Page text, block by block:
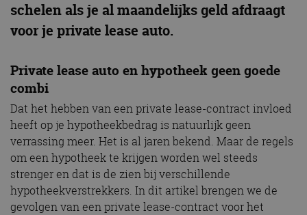
schelen als je al maandelijks geld afdraagt
voor je private lease auto.
Private lease auto en hypotheek geen goede
combi
Dat het hebben van een private lease-contract invloed
heeft op je hypotheekbedrag is natuurlijk geen
verrassing meer. Het is al jaren bekend. Maar de regels
om een hypotheek te krijgen worden wel steeds
strenger en dat is de zien bij verschillende
hypotheekverstrekkers. In dit artikel brengen we de
gevolgen van een private lease-contract voor het